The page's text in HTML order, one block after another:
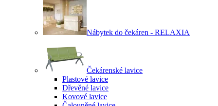
Nábytek do čekáren - RELAXIA
Čekárenské lavice
Plastové lavice
Dřevěné lavice
Kovové lavice